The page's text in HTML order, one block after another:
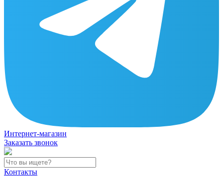
Интернет-магазин
Заказать звонок
Контакты